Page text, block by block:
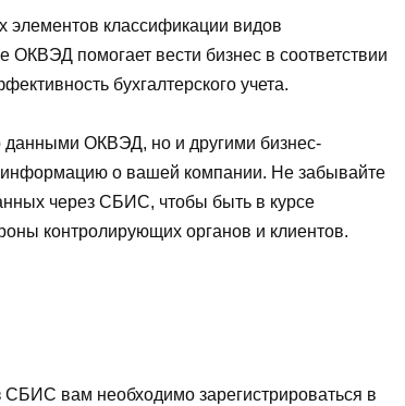
классификации видов
ОКВЭД помогает вести бизнес в соответствии
бухгалтерского учета.
ОКВЭД, но и другими бизнес-
о вашей компании. Не забывайте
через СБИС, чтобы быть в курсе
контролирующих органов и клиентов.
вам необходимо зарегистрироваться в